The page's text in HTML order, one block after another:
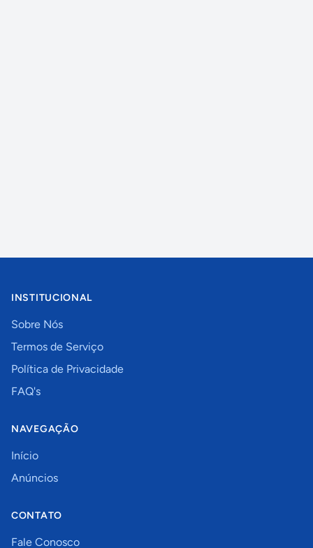
INSTITUCIONAL
Sobre Nós
Termos de Serviço
Política de Privacidade
FAQ's
NAVEGAÇÃO
Início
Anúncios
CONTATO
Fale Conosco